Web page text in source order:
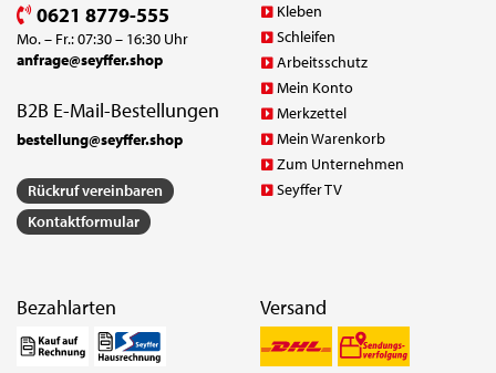
0621 8779-555
Mo. – Fr.: 07:30 – 16:30 Uhr
anfrage@seyffer.shop
B2B E-Mail-Bestellungen
bestellung@seyffer.shop
Rückruf vereinbaren
Kontaktformular
Kleben
Schleifen
Arbeitsschutz
Mein Konto
Merkzettel
Mein Warenkorb
Zum Unternehmen
Seyffer TV
Bezahlarten Versand